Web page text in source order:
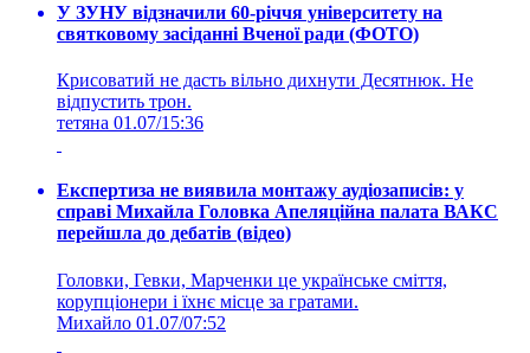
У ЗУНУ відзначили 60-річчя університету на
святковому засіданні Вченої ради (ФОТО)
Крисоватий не дасть вільно дихнути Десятнюк. Не
відпустить трон.
тетяна 01.07/15:36
Експертиза не виявила монтажу аудіозаписів: у
справі Михайла Головка Апеляційна палата ВАКС
перейшла до дебатів (відео)
Головки, Гевки, Марченки це українське сміття,
корупціонери і їхнє місце за гратами.
Михайло 01.07/07:52